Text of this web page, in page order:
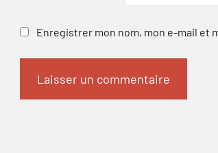
Enregistrer mon nom, mon e-mail et